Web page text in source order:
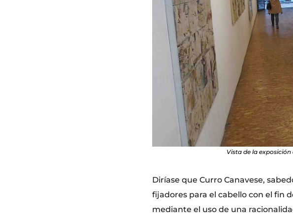
Vista de la exposición
Diríase que Curro Canavese,
fijadores para el cabello con el fin
mediante el uso de una